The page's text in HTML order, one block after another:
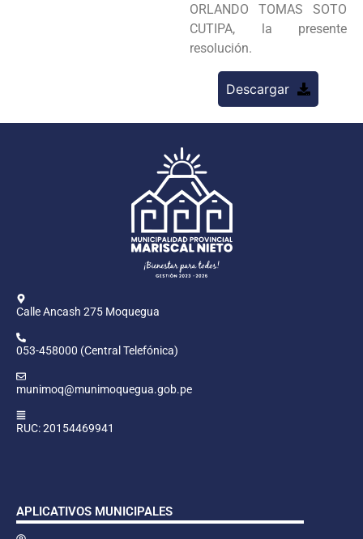
ORLANDO TOMAS SOTO
CUTIPA, la presente
resolución.
Descargar
Calle Ancash 275 Moquegua
053-458000 (Central Telefónica)
munimoq@munimoquegua.gob.pe
RUC: 20154469941
APLICATIVOS MUNICIPALES